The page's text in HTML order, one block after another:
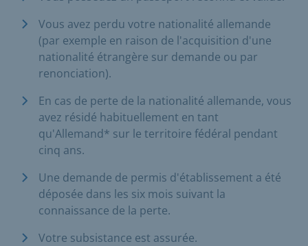
Vous avez perdu votre nationalité allemande
(par exemple en raison de l'acquisition d'une
nationalité étrangère sur demande ou par
renonciation).
En cas de perte de la nationalité allemande, vous
avez résidé habituellement en tant
qu'Allemand* sur le territoire fédéral pendant
cinq ans.
Une demande de permis d'établissement a été
déposée dans les six mois suivant la
connaissance de la perte.
Votre subsistance est assurée.